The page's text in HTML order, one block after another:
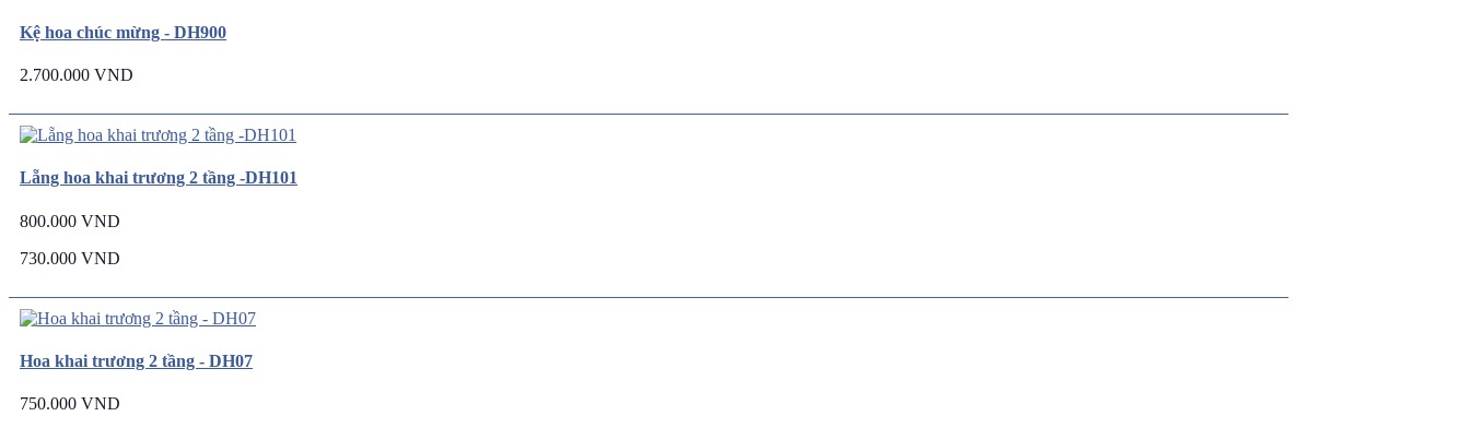
Kệ hoa chúc mừng - DH900
2.700.000 VND
Lẵng hoa khai trương 2 tầng -DH101
800.000 VND
730.000 VND
Hoa khai trương 2 tầng - DH07
750.000 VND